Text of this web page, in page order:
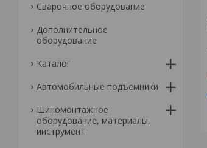
Сварочное оборудование
Дополнительное
оборудование
Каталог
Автомобильные подъемники
Шиномонтажное
оборудование, материалы,
инструмент